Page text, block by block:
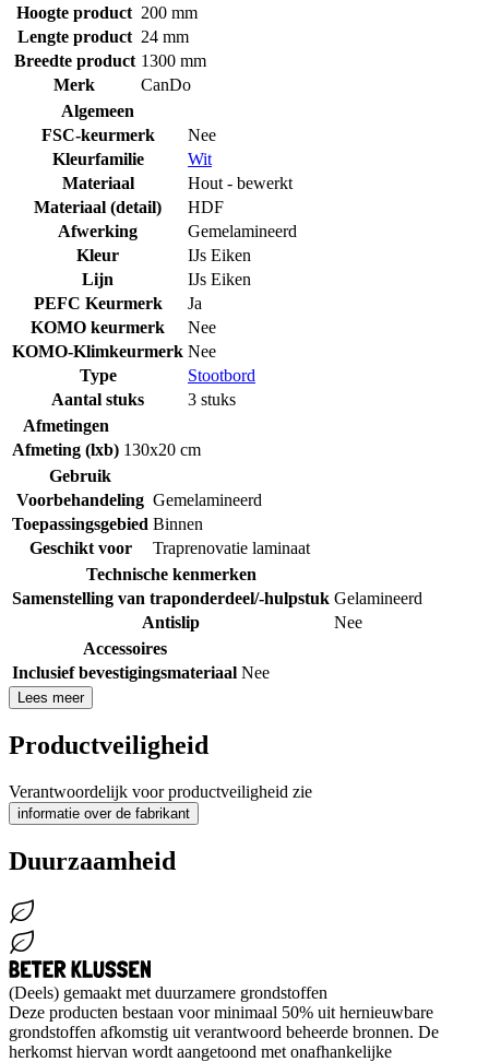
Hoogte product 200 mm
Lengte product 24 mm
Breedte product 1300 mm
Merk
CanDo
Algemeen
FSC-keurmerk
Nee
Kleurfamilie
Wit
Materiaal
Hout - bewerkt
Materiaal (detail)
HDF
Afwerking
Gemelamineerd
Kleur
IJs Eiken
Lijn
IJs Eiken
PEFC Keurmerk
Ja
KOMO keurmerk
Nee
KOMO-Klimkeurmerk Nee
Type
Stootbord
Aantal stuks
3 stuks
Afmetingen
Afmeting (lxb) 130x20 cm
Gebruik
Voorbehandeling Gemelamineerd
Toepassingsgebied Binnen
Geschikt voor
Traprenovatie laminaat
Technische kenmerken
Samenstelling van traponderdeel/-hulpstuk Gelamineerd
Antislip
Nee
Accessoires
Inclusief bevestigingsmateriaal Nee
Lees meer
Productveiligheid
Verantwoordelijk voor productveiligheid zie
informatie over de fabrikant
Duurzaamheid
(Deels) gemaakt met duurzamere grondstoffen
Deze producten bestaan voor minimaal 50% uit hernieuwbare
grondstoffen afkomstig uit verantwoord beheerde bronnen. De
herkomst hiervan wordt aangetoond met onafhankelijke